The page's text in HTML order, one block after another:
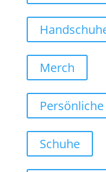
Merch
Schuhe